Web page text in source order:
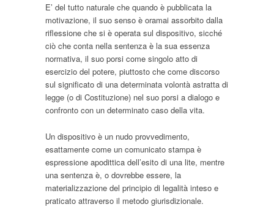
E’ del tutto naturale che quando è pubblicata la
motivazione, il suo senso è oramai assorbito dalla
riflessione che si è operata sul dispositivo, sicché
ciò che conta nella sentenza è la sua essenza
normativa, il suo porsi come singolo atto di
esercizio del potere, piuttosto che come discorso
sul significato di una determinata volontà astratta di
legge (o di Costituzione) nel suo porsi a dialogo e
confronto con un determinato caso della vita.
Un dispositivo è un nudo provvedimento,
esattamente come un comunicato stampa è
espressione apodittica dell’esito di una lite, mentre
una sentenza è, o dovrebbe essere, la
materializzazione del principio di legalità inteso e
praticato attraverso il metodo giurisdizionale.